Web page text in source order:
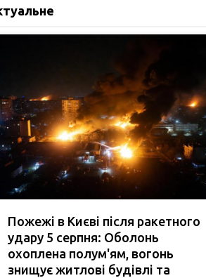
Пожежі в Києві після ракетного
удару 5 серпня: Оболонь
охоплена полум'ям, вогонь
знищує житлові будівлі та